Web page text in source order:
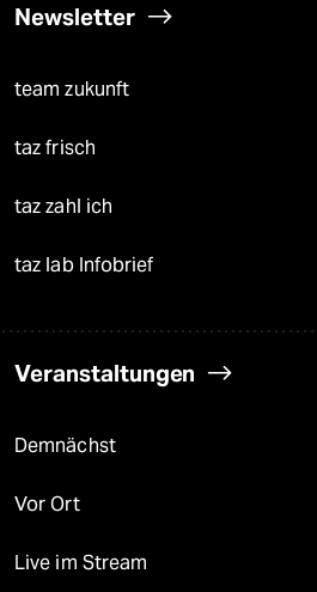
Newsletter
team zukunft
taz frisch
taz zahl ich
taz lab Infobrief
Veranstaltungen
Demnächst
Vor Ort
Live im Stream